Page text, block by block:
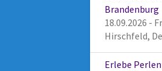
Brandenburg
18.09.2026 -
Hirschfeld,
Erlebe